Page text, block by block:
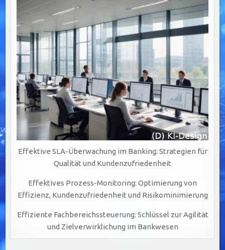
Effektive SLA-Überwachung im Banking: Strategien für
Qualität und Kundenzufriedenheit
Effektives Prozess-Monitoring: Optimierung von
Effizienz, Kundenzufriedenheit und Risikominimierung
Effiziente Fachbereichssteuerung: Schlüssel zur Agilität
und Zielverwirklichung im Bankwesen